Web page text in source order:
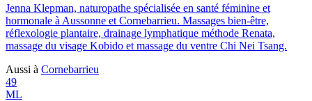
Jenna Klepman, naturopathe spécialisée en santé féminine et
hormonale à Aussonne et Cornebarrieu. Massages bien-être,
réflexologie plantaire, drainage lymphatique méthode Renata,
massage du visage Kobido et massage du ventre Chi Nei Tsang.
Aussi à Cornebarrieu
49
ML